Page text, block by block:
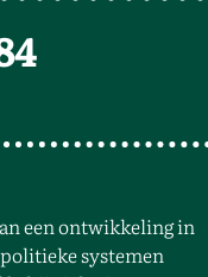
een ontwikkeling in
systemen